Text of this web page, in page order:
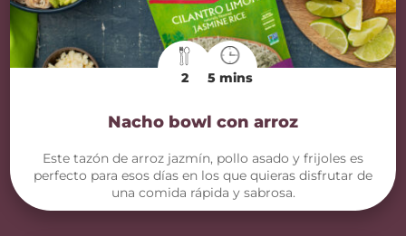
2 5 mins
Nacho bowl con arroz
Este tazón de arroz jazmín, pollo asado y frijoles es
perfecto para esos días en los que quieras disfrutar de
una comida rápida y sabrosa.